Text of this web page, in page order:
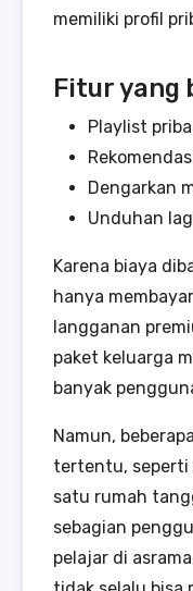
memiliki profil
Fitur yang
Playlist
Dengarkan
Unduhan
Karena biaya
hanya
langganan
paket keluarga
banyak
Namun,
tertentu, seperti
satu rumah
sebagian
pelajar di